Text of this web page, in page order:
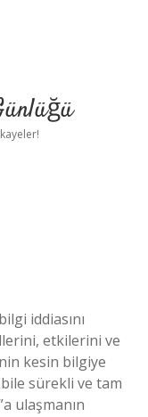
iddiasını
etkilerini ve
kesin bilgiye
bile sürekli ve tam
ulaşmanın